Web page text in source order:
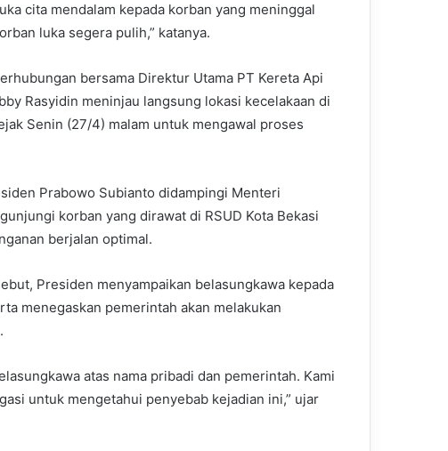
cita mendalam kepada korban yang meninggal
luka segera pulih,” katanya.
bersama Direktur Utama PT Kereta Api
Rasyidin meninjau langsung lokasi kecelakaan di
Senin (27/4) malam untuk mengawal proses
Prabowo Subianto didampingi Menteri
korban yang dirawat di RSUD Kota Bekasi
berjalan optimal.
Presiden menyampaikan belasungkawa kepada
menegaskan pemerintah akan melakukan
atas nama pribadi dan pemerintah. Kami
untuk mengetahui penyebab kejadian ini,” ujar